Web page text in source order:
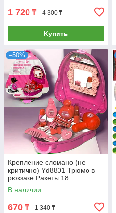
1 720 ₸ 4 300 ₸
Купить
–50%
Крепление сломано (не
критично) Yd8801 Трюмо в
рюкзаке Ракеты 18
предметов Dressing Backpack
21*19см
В наличии
670 ₸ 1 340 ₸